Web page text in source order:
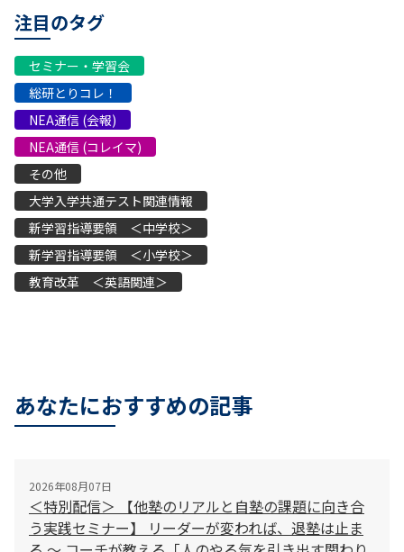
注目のタグ
セミナー・学習会
総研とりコレ！
NEA通信 (会報)
NEA通信 (コレイマ)
その他
大学入学共通テスト関連情報
新学習指導要領 ＜中学校＞
新学習指導要領 ＜小学校＞
教育改革 ＜英語関連＞
あなたにおすすめの記事
2026年08月07日
＜特別配信＞ 【他塾のリアルと自塾の課題に向き合
う実践セミナー】 リーダーが変われば、退塾は止ま